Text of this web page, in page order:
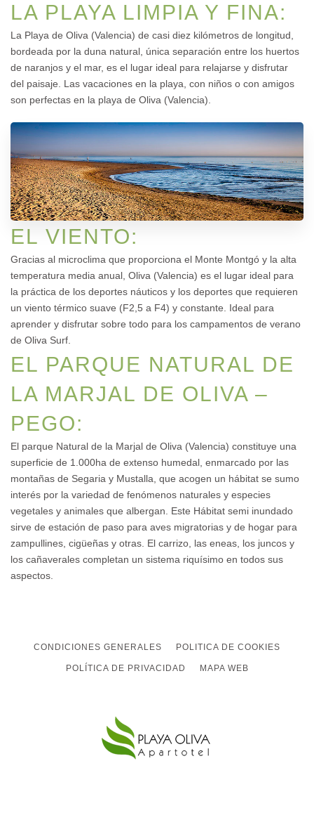
LA PLAYA LIMPIA Y FINA:
La Playa de Oliva (Valencia) de casi diez kilómetros de longitud,
bordeada por la duna natural, única separación entre los huertos
de naranjos y el mar, es el lugar ideal para relajarse y disfrutar
del paisaje. Las vacaciones en la playa, con niños o con amigos
son perfectas en la playa de Oliva (Valencia).
EL VIENTO:
Gracias al microclima que proporciona el Monte Montgó y la alta
temperatura media anual, Oliva (Valencia) es el lugar ideal para
la práctica de los deportes náuticos y los deportes que requieren
un viento térmico suave (F2,5 a F4) y constante. Ideal para
aprender y disfrutar sobre todo para los campamentos de verano
de Oliva Surf.
EL PARQUE NATURAL DE
LA MARJAL DE OLIVA –
PEGO:
El parque Natural de la Marjal de Oliva (Valencia) constituye una
superficie de 1.000ha de extenso humedal, enmarcado por las
montañas de Segaria y Mustalla, que acogen un hábitat se sumo
interés por la variedad de fenómenos naturales y especies
vegetales y animales que albergan. Este Hábitat semi inundado
sirve de estación de paso para aves migratorias y de hogar para
zampullines, cigüeñas y otras. El carrizo, las eneas, los juncos y
los cañaverales completan un sistema riquísimo en todos sus
aspectos.
CONDICIONES GENERALES POLITICA DE COOKIES
POLÍTICA DE PRIVACIDAD MAPA WEB